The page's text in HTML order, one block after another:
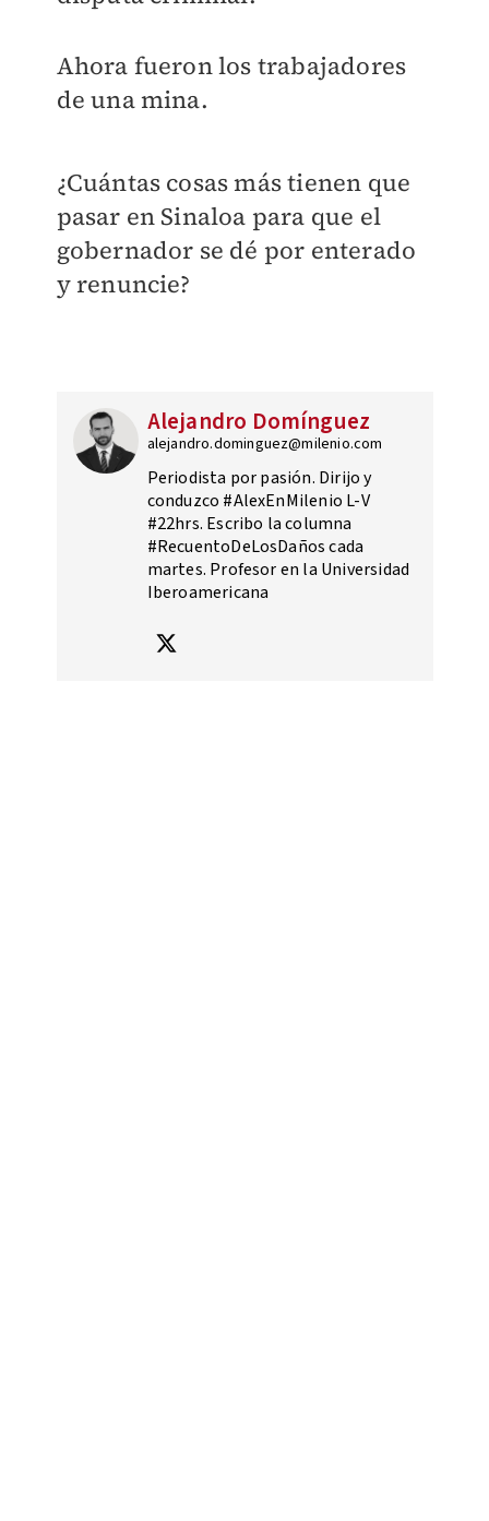
Ahora fueron los trabajadores
de una mina.
¿Cuántas cosas más tienen que
pasar en Sinaloa para que el
gobernador se dé por enterado
y renuncie?
Alejandro Domínguez
alejandro.dominguez@milenio.com
Periodista por pasión. Dirijo y
conduzco #AlexEnMilenio L-V
#22hrs. Escribo la columna
#RecuentoDeLosDaños cada
martes. Profesor en la Universidad
Iberoamericana